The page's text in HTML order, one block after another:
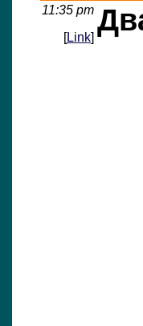
11:35 pm
[Link]